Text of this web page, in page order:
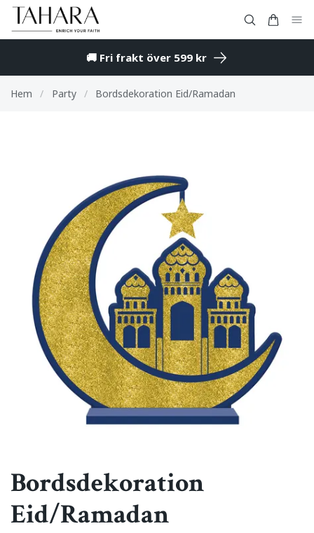
🚚 Fri frakt över 599 kr
Hem / Party / Bordsdekoration Eid/Ramadan
Bordsdekoration
Eid/Ramadan